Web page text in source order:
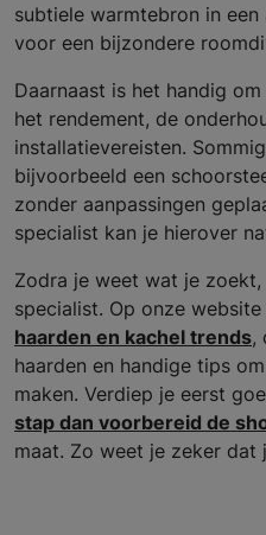
subtiele warmtebron in
voor een bijzondere
Daarnaast is het handig
het rendement, de
installatievereisten.
bijvoorbeeld een
zonder aanpassingen
specialist kan je hierover
Zodra je weet wat je
specialist. Op onze
haarden en kachel trends,
haarden en handige tips
maken. Verdiep je eerst
stap dan voorbereid de
maat. Zo weet je zeker dat